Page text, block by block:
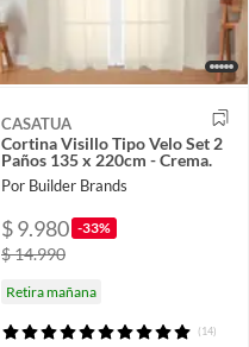
CASATUA
Cortina Visillo Tipo Velo Set 2
Paños 135 x 220cm - Crema.
Por Builder Brands
$ 9.980 -33%
$ 14.990
Retira mañana
(14)